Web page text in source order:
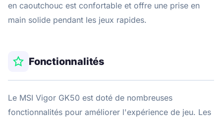
en caoutchouc est confortable et offre une prise en
main solide pendant les jeux rapides.
Fonctionnalités
Le MSI Vigor GK50 est doté de nombreuses
fonctionnalités pour améliorer l'expérience de jeu. Les